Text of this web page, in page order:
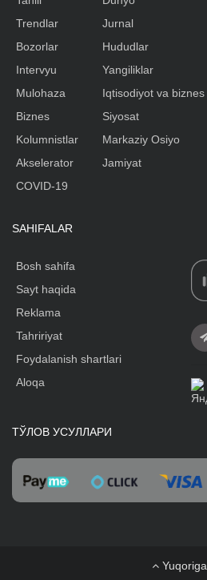
Trendlar
Bozorlar
Intervyu
Mulohaza
Biznes
Kolumnistlar
Akselerator
Jurnal
Hududlar
Yangiliklar
Iqtisodiyot va biznes
Siyosat
Markaziy Osiyo
Jamiyat
COVID-19
SAHIFALAR
Bosh sahifa
Sayt haqida
Reklama
Tahririyat
Foydalanish shartlari
Aloqa
ТЎЛОВ УСУЛЛАРИ
Yuqoriga